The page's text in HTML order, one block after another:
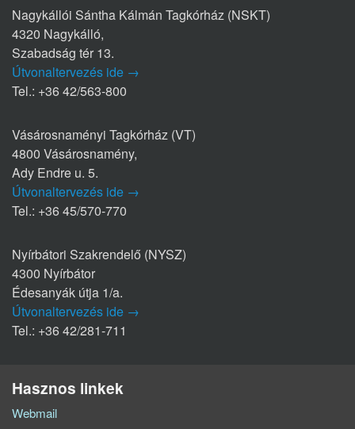
Nagykállói Sántha Kálmán Tagkórház (NSKT)
4320 Nagykálló,
Szabadság tér 13.
Útvonaltervezés ide →
Tel.: +36 42/563-800
Vásárosnaményi Tagkórház (VT)
4800 Vásárosnamény,
Ady Endre u. 5.
Útvonaltervezés ide →
Tel.: +36 45/570-770
Nyírbátori Szakrendelő (NYSZ)
4300 Nyírbátor
Édesanyák útja 1/a.
Útvonaltervezés ide →
Tel.: +36 42/281-711
Hasznos linkek
Webmail